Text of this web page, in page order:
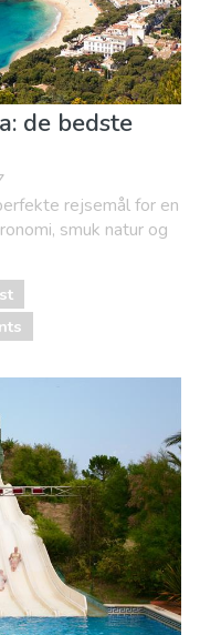
de bedste
rejsemål for en
smuk natur og